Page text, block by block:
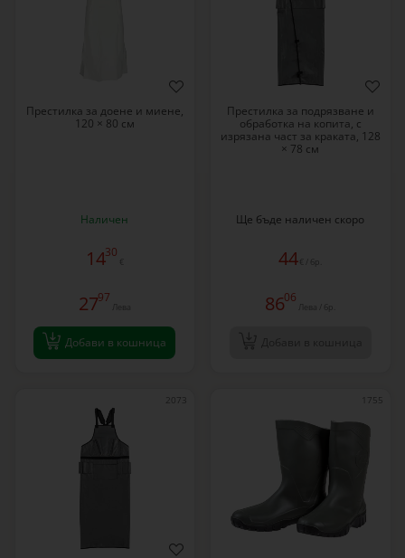
Престилка за доене и миене,
120 × 80 см
Наличен
1430
€
2797
Лева
Добави в кошница
Престилка за подрязване и
обработка на копита, с
изрязана част за краката, 128
× 78 cм
Ще бъде наличен скоро
44€ / бр.
8606
Лева / бр.
2073 1755